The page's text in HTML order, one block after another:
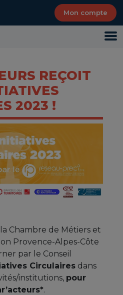
Mon compte
REÇOIT
2023 !
Chambre de Métiers et
Provence-Alpes-Côte
par le Conseil
Circulaires dans
institutions, pour
.